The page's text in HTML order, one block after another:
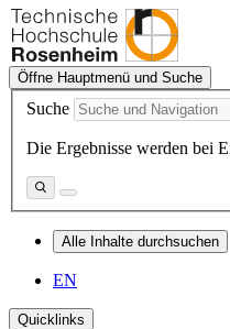
Öffne Hauptmenü und Suche
Suche
Die Ergebnisse werden bei
Alle Inhalte durchsuchen
EN
Quicklinks